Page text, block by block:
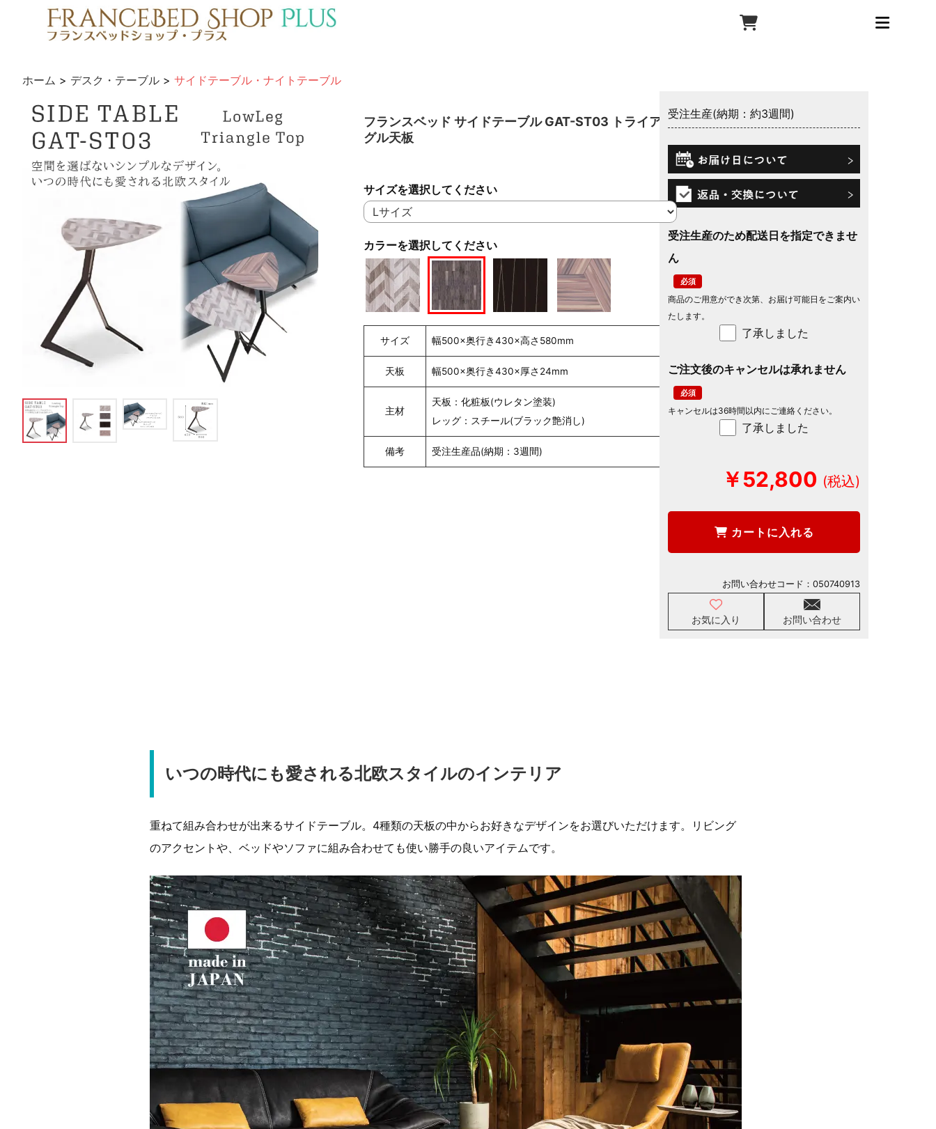
ホーム > デスク・テーブル > サイドテーブル・ナイトテーブル
フランスベッド サイドテーブル GAT-ST03 トライアン
グル天板
カラーを選択してください
サイズを選択してください
サイズ 幅500×奥行き430×高さ580mm
天板 幅500×奥行き430×厚さ24mm
主材
天板：化粧板(ウレタン塗装)
レッグ：スチール(ブラック艶消し)
備考 受注生産品(納期：3週間)
受注生産(納期：約3週間)
受注生産のため配送日を指定できませ
ん
了承しました
商品のご用意ができ次第、お届け可能日をご案内い
たします。
ご注文後のキャンセルは承れません
了承しました
キャンセルは36時間以内にご連絡ください。
￥52,800
カートに入れる
お気に入り お問い合わせ
お問い合わせコード： 050740913
いつの時代にも愛される北欧スタイルのインテリア
重ねて組み合わせが出来るサイドテーブル。4種類の天板の中からお好きなデザインをお選びいただけます。リビング
のアクセントや、ベッドやソファに組み合わせても使い勝手の良いアイテムです。